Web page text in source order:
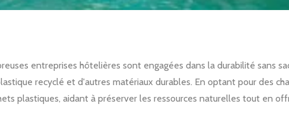
entreprises hôtelières sont engagées dans la durabilité sans
recyclé et d'autres matériaux durables. En optant pour des
plastiques, aidant à préserver les ressources naturelles tout en